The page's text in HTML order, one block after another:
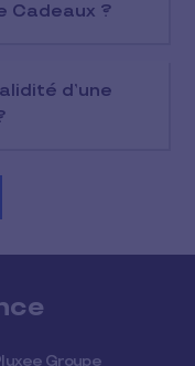
Cadeaux ?
d’une
Groupe